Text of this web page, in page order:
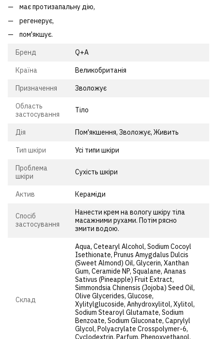
має протизапальну дію,
регенерує,
пом'якшує.
Бренд Q+A
Країна Великобританія
Призначення Зволожує
Область
застосування
Тіло
Дія Пом'якшення, Зволожує, Живить
Тип шкіри Усі типи шкіри
Проблема
шкіри
Сухість шкіри
Актив Кераміди
Спосіб
застосування
Нанести крем на вологу шкіру тіла
масажними рухами. Потім рясно
змити водою.
Cклад
Aqua, Cetearyl Alcohol, Sodium Cocoyl
Isethionate, Prunus Amygdalus Dulcis
(Sweet Almond) Oil, Glycerin, Xanthan
Gum, Ceramide NP, Squalane, Ananas
Sativus (Pineapple) Fruit Extract,
Simmondsia Chinensis (Jojoba) Seed Oil,
Olive Glycerides, Glucose,
Xylitylglucoside, Anhydroxylitol, Xylitol,
Sodium Stearoyl Glutamate, Sodium
Benzoate, Sodium Gluconate, Caprylyl
Glycol, Polyacrylate Crosspolymer-6,
Cyclodextrin, Parfum, Phenoxyethanol,